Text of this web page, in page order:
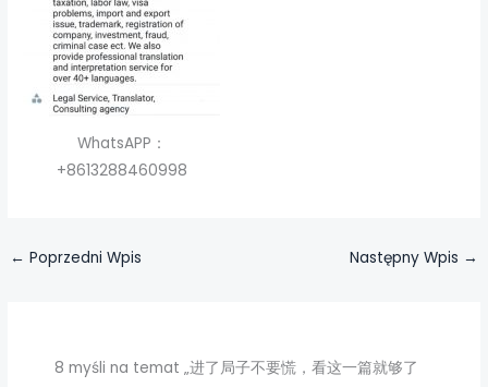
WhatsAPP：
+8613288460998
← Poprzedni Wpis Następny Wpis →
8 myśli na temat „进了局子不要慌，看这一篇就够了